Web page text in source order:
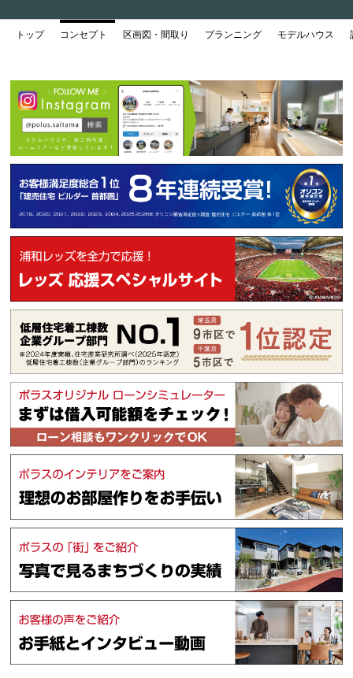
トップ コンセプト 区画図・間取り プランニング モデルハウス